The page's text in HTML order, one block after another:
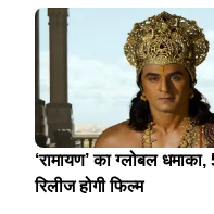
‘रामायण’ का ग्लोबल
रिलीज होगी फिल्म